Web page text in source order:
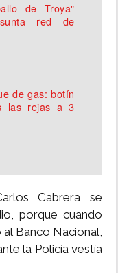
de Troya"
red de
de gas: botín
las rejas a 3
Cabrera se
porque cuando
Banco Nacional,
la Policía vestía